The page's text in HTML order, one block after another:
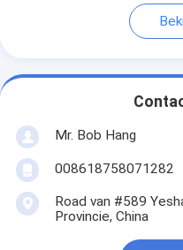
Mr. Bob Hang
008618758071282
Road van #589
Provincie, China